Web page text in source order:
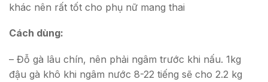
khác nên rất tốt cho phụ nữ mang thai
Cách dùng:
– Đỗ gà lâu chín, nên phải ngâm trước khi nấu. 1kg
đậu gà khô khi ngâm nước 8-22 tiếng sẽ cho 2.2 kg